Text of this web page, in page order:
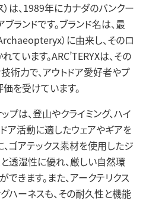
）は、1989年にカナダのバンクー
ランドです。ブランド名は、最
）に由来し、そのロ
います。ARC’TERYXは、その
術力で、アウトドア愛好者やプ
を受けています。
プは、登山やクライミング、ハイ
ア活動に適したウェアやギアを
ゴアテックス素材を使用したジ
透湿性に優れ、厳しい自然環
きます。また、アークテリクス
ハーネスも、その耐久性と機能